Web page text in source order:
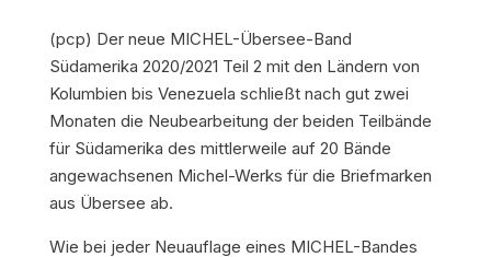
(pcp) Der neue MICHEL-Übersee-Band
Südamerika 2020/2021 Teil 2 mit den Ländern von
Kolumbien bis Venezuela schließt nach gut zwei
Monaten die Neubearbeitung der beiden Teilbände
für Südamerika des mittlerweile auf 20 Bände
angewachsenen Michel-Werks für die Briefmarken
aus Übersee ab.
Wie bei jeder Neuauflage eines MICHEL-Bandes